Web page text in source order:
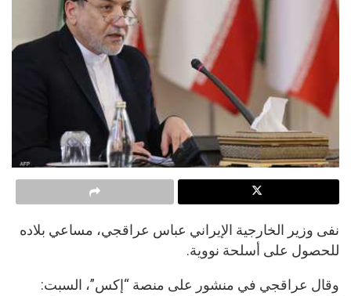
نفى وزير الخارجية الإيراني عباس عراقجي، مساعي بلاده
للحصول على أسلحة نووية.
وقال عراقجي في منشور على منصة “إكس”، السبت: